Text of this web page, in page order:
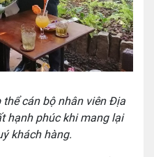
thể cán bộ nhân viên Địa
hạnh phúc khi mang lại
khách hàng.